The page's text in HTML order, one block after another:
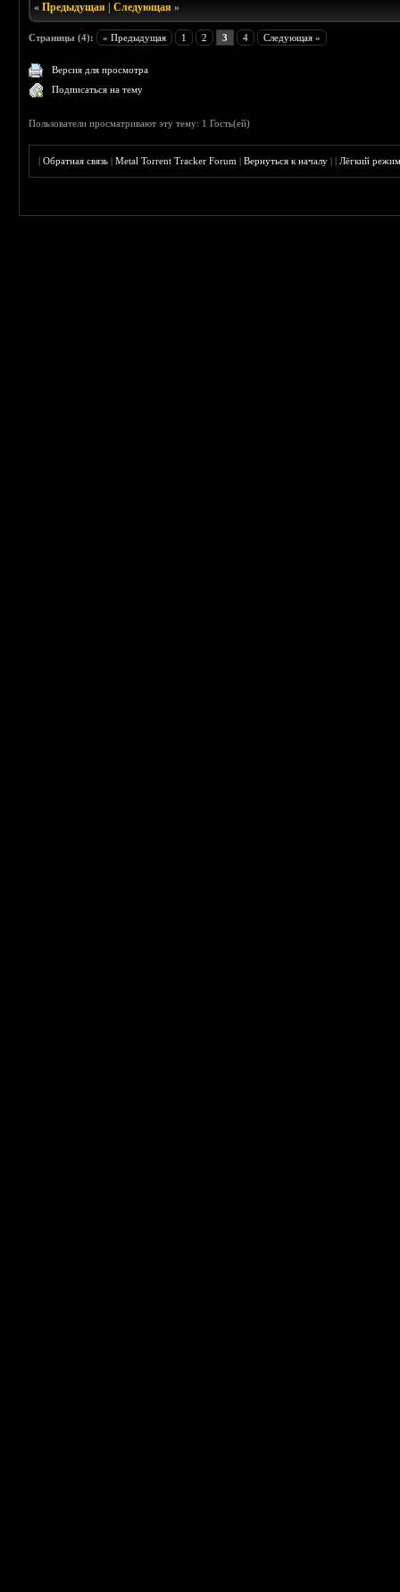
«Предыдущая |Следующая »
Страницы (4): « Предыдущая 1 2 3 4 Следующая »
Версия для просмотра
Подписаться на тему
Пользователи просматривают эту тему: 1 Гость(ей)
|Обратная связь |Metal Torrent Tracker Forum |Вернуться к началу ||Лёгкий